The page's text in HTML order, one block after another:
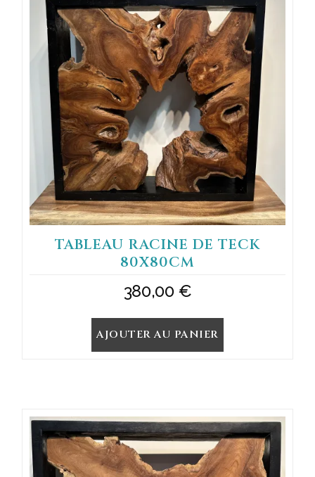
TABLEAU RACINE DE TECK
80X80CM
380,00 €
AJOUTER AU PANIER